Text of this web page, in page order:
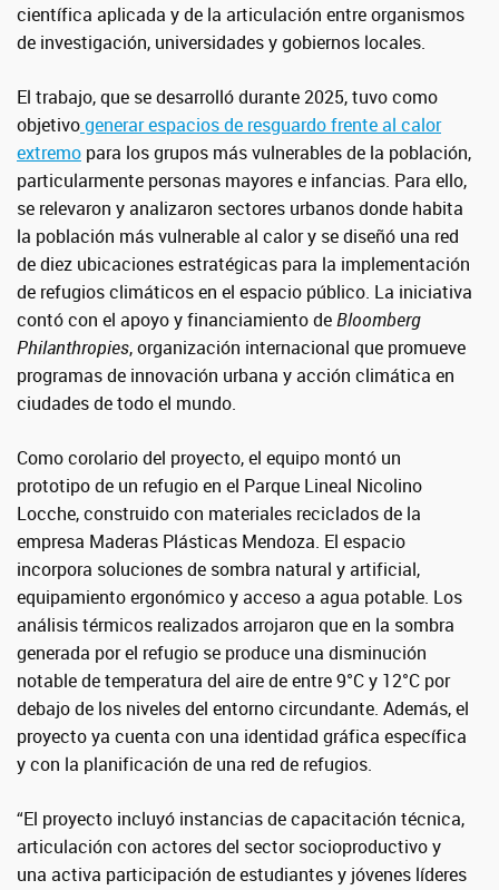
científica aplicada y de la articulación entre organismos
de investigación, universidades y gobiernos locales.
El trabajo, que se desarrolló durante 2025, tuvo como
objetivogenerar espacios de resguardo frente al calor
extremo para los grupos más vulnerables de la población,
particularmente personas mayores e infancias. Para ello,
se relevaron y analizaron sectores urbanos donde habita
la población más vulnerable al calor y se diseñó una red
de diez ubicaciones estratégicas para la implementación
de refugios climáticos en el espacio público. La iniciativa
contó con el apoyo y financiamiento deBloomberg
Philanthropies, organización internacional que promueve
programas de innovación urbana y acción climática en
ciudades de todo el mundo.
Como corolario del proyecto, el equipo montó un
prototipo de un refugio en el Parque Lineal Nicolino
Locche, construido con materiales reciclados de la
empresa Maderas Plásticas Mendoza. El espacio
incorpora soluciones de sombra natural y artificial,
equipamiento ergonómico y acceso a agua potable. Los
análisis térmicos realizados arrojaron que en la sombra
generada por el refugio se produce una disminución
notable de temperatura del aire de entre 9°C y 12°C por
debajo de los niveles del entorno circundante. Además, el
proyecto ya cuenta con una identidad gráfica específica
y con la planificación de una red de refugios.
“El proyecto incluyó instancias de capacitación técnica,
articulación con actores del sector socioproductivo y
una activa participación de estudiantes y jóvenes líderes